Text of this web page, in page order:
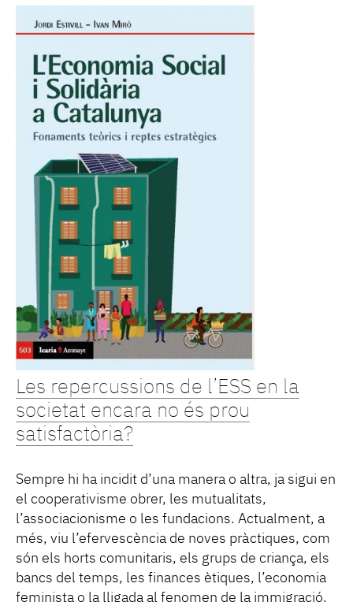
Les repercussions de l’ESS en la
societat encara no és prou
satisfactòria?
Sempre hi ha incidit d’una manera o altra, ja sigui en
el cooperativisme obrer, les mutualitats,
l’associacionisme o les fundacions. Actualment, a
més, viu l’efervescència de noves pràctiques, com
són els horts comunitaris, els grups de criança, els
bancs del temps, les finances ètiques, l’economia
feminista o la lligada al fenomen de la immigració.